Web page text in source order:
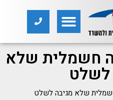
חשמלית שלא
לשלט
שלא מגיבה לשלט